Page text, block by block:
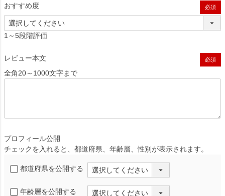
おすすめ度
1～5段階評価
レビュー本文
全角20～1000文字まで
プロフィール公開
チェックを入れると、都道府県、年齢層、性別が表示されます。
都道府県を公開する
年齢層を公開する